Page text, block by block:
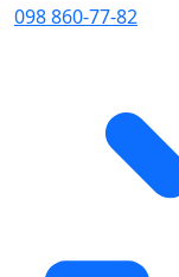
098 860-77-82